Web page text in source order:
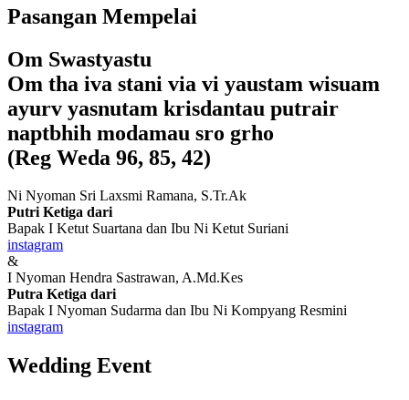
Pasangan Mempelai
Om Swastyastu
Om tha iva stani via vi yaustam wisuam
ayurv yasnutam krisdantau putrair
naptbhih modamau sro grho
(Reg Weda 96, 85, 42)
Ni Nyoman Sri Laxsmi Ramana, S.Tr.Ak
Putri Ketiga dari
Bapak I Ketut Suartana dan Ibu Ni Ketut Suriani
instagram
&
I Nyoman Hendra Sastrawan, A.Md.Kes
Putra Ketiga dari
Bapak I Nyoman Sudarma dan Ibu Ni Kompyang Resmini
instagram
Wedding Event